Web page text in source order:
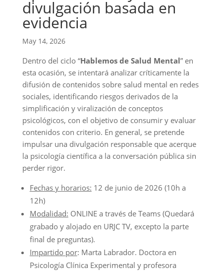
divulgación basada en
evidencia
May 14, 2026
Dentro del ciclo “Hablemos de Salud Mental” en
esta ocasión, se intentará analizar críticamente la
difusión de contenidos sobre salud mental en redes
sociales, identificando riesgos derivados de la
simplificación y viralización de conceptos
psicológicos, con el objetivo de consumir y evaluar
contenidos con criterio. En general, se pretende
impulsar una divulgación responsable que acerque
la psicología científica a la conversación pública sin
perder rigor.
Fechas y horarios: 12 de junio de 2026 (10h a
12h)
Modalidad: ONLINE a través de Teams (Quedará
grabado y alojado en URJC TV, excepto la parte
final de preguntas).
Impartido por: Marta Labrador. Doctora en
Psicología Clínica Experimental y profesora